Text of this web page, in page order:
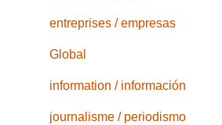
entreprises / empresas
Global
information / información
journalisme / periodismo